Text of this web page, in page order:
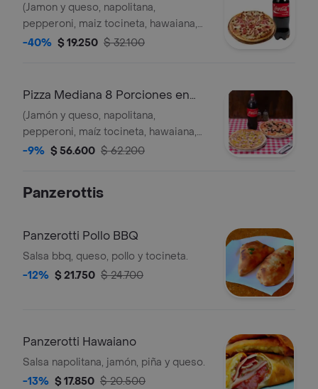
(Jamon y queso, napolitana,
pepperoni, maiz tocineta, hawaiana,
bocadillo y queso) acompañada de
-40% $ 19.250 $ 32.100
Pizza Mediana 8 Porciones en
Combo
(Jamón y queso, napolitana,
pepperoni, maíz tocineta, hawaiana,
bocadillo y queso) acompañada de
-9% $ 56.600 $ 62.200
Panzerottis
Panzerotti Pollo BBQ
Salsa bbq, queso, pollo y tocineta.
-12% $ 21.750 $ 24.700
Panzerotti Hawaiano
Salsa napolitana, jamón, piña y queso.
-13% $ 17.850 $ 20.500